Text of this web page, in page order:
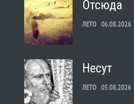
Отсюда
ЛЕТО 06.08.2026
Несут
ЛЕТО 05.08.2026